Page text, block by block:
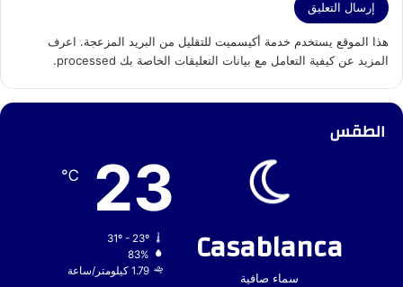
هذا الموقع يستخدم خدمة أكيسميت للتقليل من البريد المزعجة. اعرف
المزيد عن كيفية التعامل مع بيانات التعليقات الخاصة بك processed
.
الطقس
Casablanca
سماء صافية
23
℃
31º - 23º
83%
1.79 كيلومتر/ساعة